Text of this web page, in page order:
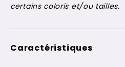
certains coloris et/ou tailles.
Caractéristiques